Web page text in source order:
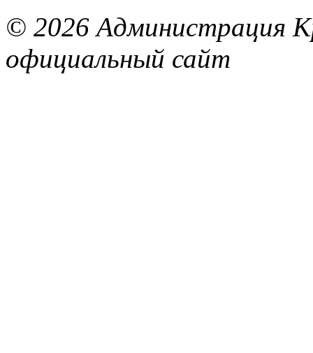
© 2026 Администрация
официальный сайт